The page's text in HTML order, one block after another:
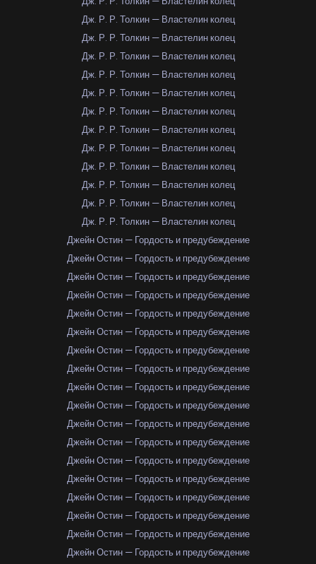
Дж. Р. Р. Толкин — Властелин колец
Дж. Р. Р. Толкин — Властелин колец
Дж. Р. Р. Толкин — Властелин колец
Дж. Р. Р. Толкин — Властелин колец
Дж. Р. Р. Толкин — Властелин колец
Дж. Р. Р. Толкин — Властелин колец
Дж. Р. Р. Толкин — Властелин колец
Дж. Р. Р. Толкин — Властелин колец
Дж. Р. Р. Толкин — Властелин колец
Дж. Р. Р. Толкин — Властелин колец
Дж. Р. Р. Толкин — Властелин колец
Дж. Р. Р. Толкин — Властелин колец
Джейн Остин — Гордость и предубеждение
Джейн Остин — Гордость и предубеждение
Джейн Остин — Гордость и предубеждение
Джейн Остин — Гордость и предубеждение
Джейн Остин — Гордость и предубеждение
Джейн Остин — Гордость и предубеждение
Джейн Остин — Гордость и предубеждение
Джейн Остин — Гордость и предубеждение
Джейн Остин — Гордость и предубеждение
Джейн Остин — Гордость и предубеждение
Джейн Остин — Гордость и предубеждение
Джейн Остин — Гордость и предубеждение
Джейн Остин — Гордость и предубеждение
Джейн Остин — Гордость и предубеждение
Джейн Остин — Гордость и предубеждение
Джейн Остин — Гордость и предубеждение
Джейн Остин — Гордость и предубеждение
Джейн Остин — Гордость и предубеждение